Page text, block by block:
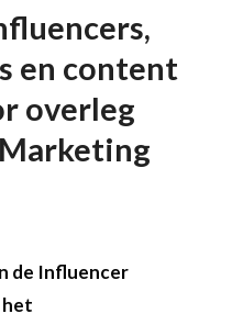
en content
overleg
de Influencer
het
Zoeken